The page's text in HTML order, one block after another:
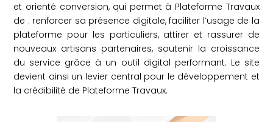
et orienté conversion, qui permet à Plateforme Travaux
de : renforcer sa présence digitale, faciliter l’usage de la
plateforme pour les particuliers, attirer et rassurer de
nouveaux artisans partenaires, soutenir la croissance
du service grâce à un outil digital performant. Le site
devient ainsi un levier central pour le développement et
la crédibilité de Plateforme Travaux.